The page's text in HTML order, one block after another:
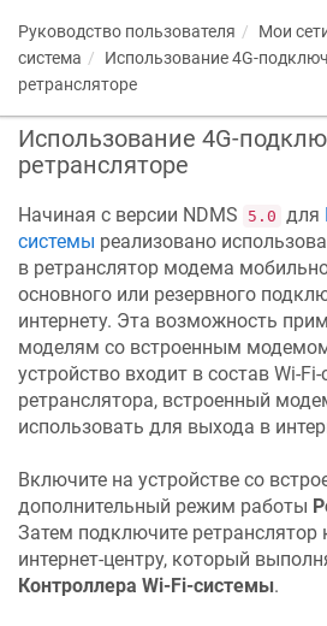
Руководство пользователя Мои
система
Использование 4G-
ретрансляторе
Использование 4G-
ретрансляторе
Начиная с версии NDMS 5.0 для
системы реализовано
в ретранслятор модема
основного или резервного
интернету. Эта возможность
моделям со встроенным
устройство входит в состав Wi-
ретранслятора, встроенный
использовать для выхода в
Включите на устройстве со
дополнительный режим работы
Затем подключите ретранслятор
интернет-центру, который
Контроллера Wi-Fi-системы.